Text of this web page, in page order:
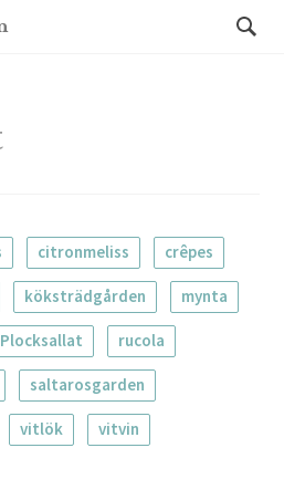
citronmeliss crêpes
köksträdgården mynta
Plocksallat rucola
saltarosgarden
vitlök vitvin